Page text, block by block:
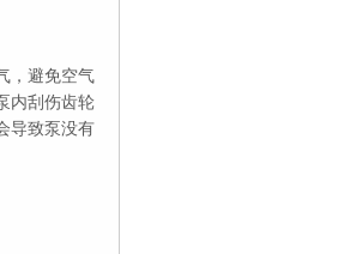
，避免空气
内刮伤齿轮
导致泵没有